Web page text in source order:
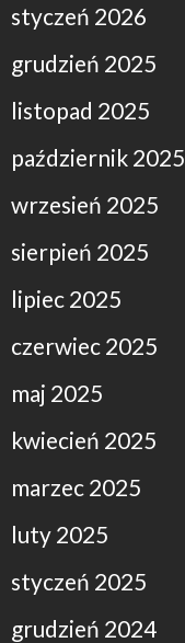
styczeń 2026
grudzień 2025
listopad 2025
październik 2025
wrzesień 2025
sierpień 2025
lipiec 2025
czerwiec 2025
maj 2025
kwiecień 2025
marzec 2025
luty 2025
styczeń 2025
grudzień 2024